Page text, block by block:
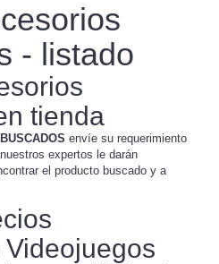
- listado
tienda
envíe su requerimiento
expertos le darán
el producto buscado y a